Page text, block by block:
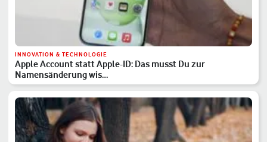
INNOVATION & TECHNOLOGIE
Apple Account statt Apple-ID: Das musst Du zur
Namensänderung wis…